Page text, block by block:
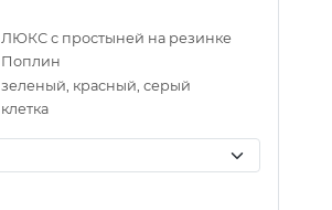
ЛЮКС с простыней на резинке
Поплин
зеленый, красный, серый
клетка